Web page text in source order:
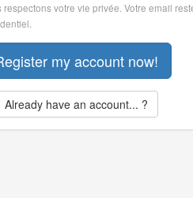
respectons votre vie privée. Votre email
Already have an account... ?